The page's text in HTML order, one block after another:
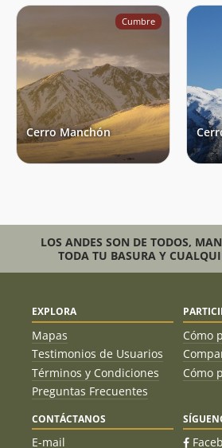
08/11/20 Álvaro Vivanco
08/09/19
José Antonio Mena
Joaquín Prado
Francisco Javier Prado
07/07/19
Cristian Cordero
14/04/19
Ignacio Sanhueza
06/04/19 Fernando González
09/02/19 Pedro Jara Flores
12/08/18 Cristobal Astaburuaga
06/05/18 Cristian Cordero
11/03/18 Romina Varela
12/11/17 Alejandra Salas
Cumbre
Cerro Manchón
LOS ANDES SON DE TODOS,
TODA TU BASURA Y
EXPLORA
Mapas
Testimonios de Usuarios
Términos y Condiciones
Preguntas Frecuentes
Cómo
Cómo
CONTÁCTANOS
E-mail